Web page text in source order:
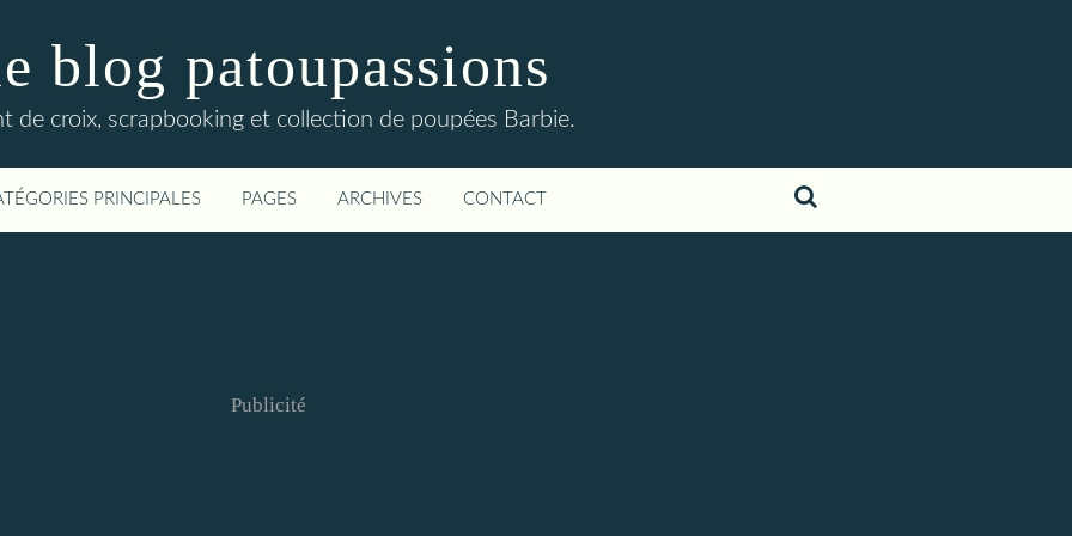
blog patoupassions
de croix, scrapbooking et collection de poupées Barbie.
PRINCIPALES PAGES ARCHIVES CONTACT
Publicité